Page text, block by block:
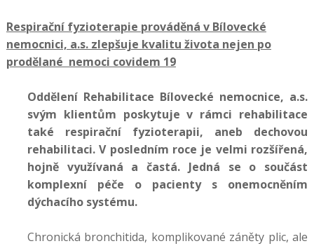
Respirační fyzioterapie prováděná v Bílovecké
nemocnici, a.s. zlepšuje kvalitu života nejen po
prodělané nemoci covidem 19
Oddělení Rehabilitace Bílovecké nemocnice, a.s.
svým klientům poskytuje v rámci rehabilitace
také respirační fyzioterapii, aneb dechovou
rehabilitaci. V posledním roce je velmi rozšířená,
hojně využívaná a častá. Jedná se o součást
komplexní péče o pacienty s onemocněním
dýchacího systému.
Chronická bronchitida, komplikované záněty plic, ale